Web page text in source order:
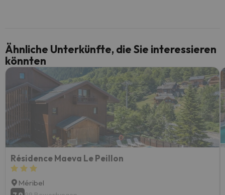
Ähnliche Unterkünfte, die Sie interessieren
könnten
Résidence Maeva Le Peillon
Méribel